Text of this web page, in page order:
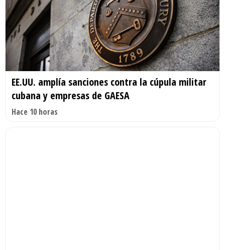
EE.UU. amplía sanciones contra la cúpula militar
cubana y empresas de GAESA
Hace 10 horas